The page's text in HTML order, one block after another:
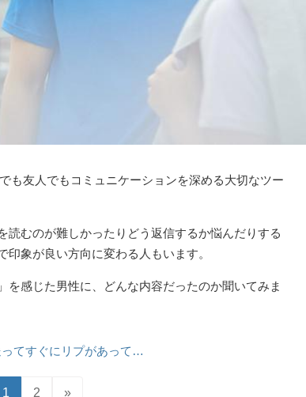
も友人でもコミュニケーションを深める大切なツー
読むのが難しかったりどう返信するか悩んだりする
象が良い方向に変わる人もいます。
を感じた男性に、どんな内容だったのか聞いてみま
てすぐにリプがあって…
1 2 »